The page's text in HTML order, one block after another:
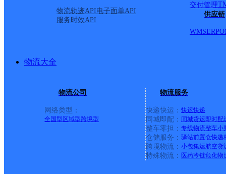
物流轨迹API电子面单API
服务时效API
交付管理
供应链
WMSERP
物流大全
物流公司
网络类型：
全国型 区域型跨境型
物流服务
快递快运： 快运快递
同城即配： 同城货运即时配
整车零担： 专线物流整车小
仓储服务： 驿站前置仓快递
跨境物流： 小包集运航空货
特殊物流： 医药冷链危化物
宇电力设备制造有限公司、包头市瑞晟化工机械有限公司
新石拐区政府、石拐新区国税局、石拐新区金政大厦、石
古自治区包头市石拐区大德恒街道开洲窑子村委会,内蒙